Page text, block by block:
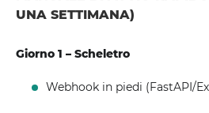
UNA SETTIMANA)
Giorno 1 – Scheletro
Webhook in piedi (FastAPI/